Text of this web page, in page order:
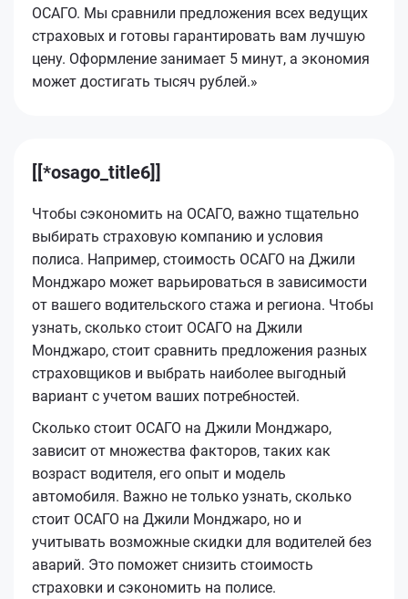
ОСАГО. Мы сравнили предложения всех ведущих
страховых и готовы гарантировать вам лучшую
цену. Оформление занимает 5 минут, а экономия
может достигать тысяч рублей.»
[[*osago_title6]]
Чтобы сэкономить на ОСАГО, важно тщательно
выбирать страховую компанию и условия
полиса. Например, стоимость ОСАГО на Джили
Монджаро может варьироваться в зависимости
от вашего водительского стажа и региона. Чтобы
узнать, сколько стоит ОСАГО на Джили
Монджаро, стоит сравнить предложения разных
страховщиков и выбрать наиболее выгодный
вариант с учетом ваших потребностей.
Сколько стоит ОСАГО на Джили Монджаро,
зависит от множества факторов, таких как
возраст водителя, его опыт и модель
автомобиля. Важно не только узнать, сколько
стоит ОСАГО на Джили Монджаро, но и
учитывать возможные скидки для водителей без
аварий. Это поможет снизить стоимость
страховки и сэкономить на полисе.